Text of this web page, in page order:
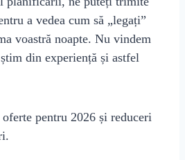
a vedea cum să „legați”
voastră noapte. Nu vindem
din experiență și astfel
pentru 2026 și reduceri